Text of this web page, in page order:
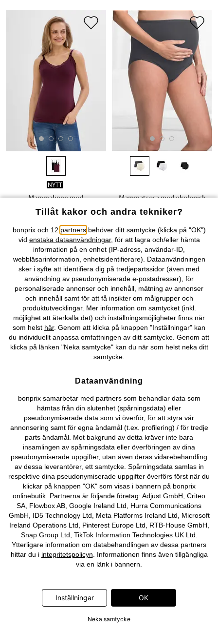
NYTT
Mammalinne med
pack)
Mammatrosa med ekologisk
149 kr
NYTT
Mammatopp med
amningsöppning, av ekologisk
bomull (2-pack)
349 kr
Mammatopp och leggings (2
delar)
449 kr
Tillåt kakor och andra tekniker?
bonprix och 12 partnersbehöver ditt samtycke (klicka på "OK")
vid enstaka dataanvändningar, för att lagra och/eller hämta
information på en enhet (IP-adress, användar-ID,
webbläsarinformation, enhetsidentifierare). Dataanvändningen
sker i syfte att identifiera dig på tredjepartssidor (även med
användning av pseudonymiserade e-postadresser), för
personaliserade annonser och innehåll, mätning av annonser
och innehåll samt för att få insikter om målgrupper och
produktutvecklingar. Mer information om samtycket (inkl.
möjlighet att återkalla det) och inställningsmöjligheter finns när
som helst här. Genom att klicka på knappen "Inställningar" kan
du individuellt anpassa omfattningen av ditt samtycke. Genom att
klicka på länken "Neka samtycke" kan du när som helst neka ditt
samtycke.
Dataanvändning
bonprix samarbetar med partners som behandlar data som
hämtas från din slutenhet (spårningsdata) eller
pseudonymiserade data som vi överför, för att styra vår
annonsering samt för egna ändamål (t.ex. profilering) / för tredje
parts ändamål. Mot bakgrund av detta kräver inte bara
insamlingen av spårningsdata eller överföringen av dina
pseudonymiserade uppgifter, utan även deras vidarebehandling
av dessa leverantörer, ett samtycke. Spårningsdata samlas in
respektive dina pseudonymiserade uppgifter överförs först när du
klickar på knappen "OK" som visas i bannern på bonprix
onlinebutik. Partnerna är följande företag: Adjust GmbH, Criteo
SA, Flowbox AB, Google Ireland Ltd, Hurra Communications
GmbH, ID5 Technology Ltd, Meta Platforms Ireland Ltd, Microsoft
Ireland Operations Ltd, Pinterest Europe Ltd, RTB-House GmbH,
Snap Group Ltd, TikTok Information Technologies UK Ltd.
Ytterligare information om databehandlingen av dessa partners
hittar du i integritetspolicyn . Informationen finns även tillgängliga
via en länk i bannern.
Inställningar OK
Neka samtycke